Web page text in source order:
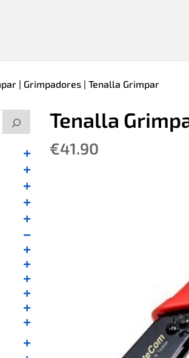
| Grimpadores | Tenalla Grimpar
Tenalla
€41.90